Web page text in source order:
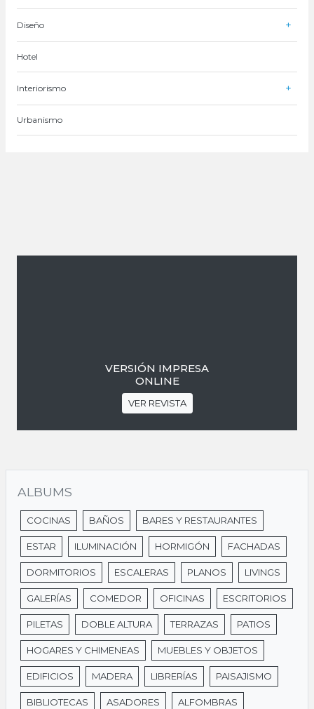
Diseño
Hotel
Interiorismo
Urbanismo
VERSIÓN IMPRESA
ONLINE
VER REVISTA
ALBUMS
COCINAS BAÑOS BARES Y RESTAURANTES
ESTAR ILUMINACIÓN HORMIGÓN FACHADAS
DORMITORIOS ESCALERAS PLANOS LIVINGS
GALERÍAS COMEDOR OFICINAS ESCRITORIOS
PILETAS DOBLE ALTURA TERRAZAS PATIOS
HOGARES Y CHIMENEAS MUEBLES Y OBJETOS
EDIFICIOS MADERA LIBRERÍAS PAISAJISMO
BIBLIOTECAS ASADORES ALFOMBRAS